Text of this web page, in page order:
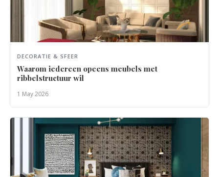
DECORATIE & SFEER
Waarom iedereen opeens meubels met
ribbelstructuur wil
1 May 2026